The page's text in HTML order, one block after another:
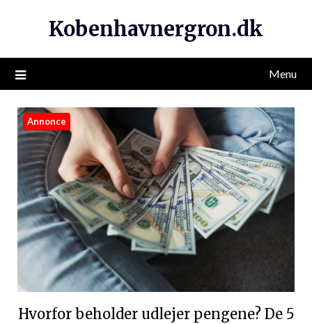
Kobenhavnergron.dk
Menu
Annonce
Hvorfor beholder udlejer pengene? De 5